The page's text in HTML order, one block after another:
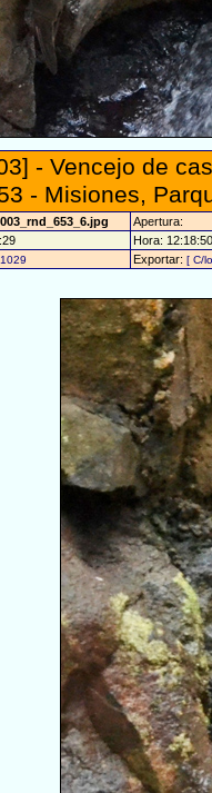
- Vencejo de
- Misiones,
Apertura:
Hora:
Exportar: [ C/